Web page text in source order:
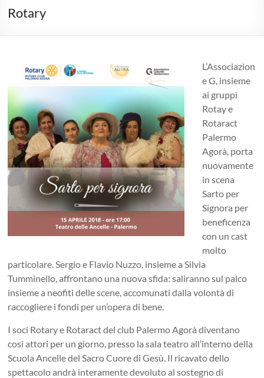
Rotary
L’Associazion
e G, insieme
ai gruppi
Rotay e
Rotaract
Palermo
Agorà, porta
nuovamente
in scena
Sarto per
Signora per
beneficenza
con un cast
molto
particolare. Sergio e Flavio Nuzzo, insieme a Silvia
Tumminello, affrontano una nuova sfida: saliranno sul palco
insieme a neofiti delle scene, accomunati dalla volontà di
raccogliere i fondi per un’opera di bene.
I soci Rotary e Rotaract del club Palermo Agorà diventano
così attori per un giorno, presso la sala teatro all’interno della
Scuola Ancelle del Sacro Cuore di Gesù. Il ricavato dello
spettacolo andrà interamente devoluto al sostegno di